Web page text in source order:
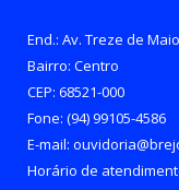
End.: Av. Treze de
Bairro: Centro
CEP: 68521-000
Fone: (94) 99105-4586
E-mail:
Horário de